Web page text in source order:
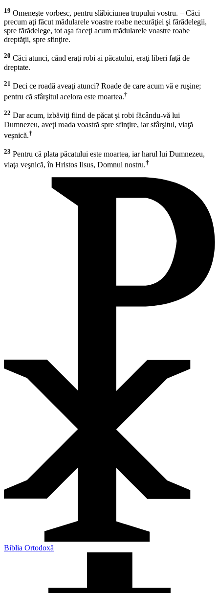
19 Omeneşte vorbesc, pentru slăbiciunea trupului vostru. – Căci
precum aţi făcut mădularele voastre roabe necurăţiei şi fărădelegii,
spre fărădelege, tot aşa faceţi acum mădularele voastre roabe
dreptăţii, spre sfinţire.
20 Căci atunci, când eraţi robi ai păcatului, eraţi liberi faţă de
dreptate.
21 Deci ce roadă aveaţi atunci? Roade de care acum vă e ruşine;
pentru că sfârşitul acelora este moartea.†
22 Dar acum, izbăviţi fiind de păcat şi robi făcându-vă lui
Dumnezeu, aveţi roada voastră spre sfinţire, iar sfârşitul, viaţă
veşnică.†
23 Pentru că plata păcatului este moartea, iar harul lui Dumnezeu,
viaţa veşnică, în Hristos Iisus, Domnul nostru.†
Biblia Ortodoxă